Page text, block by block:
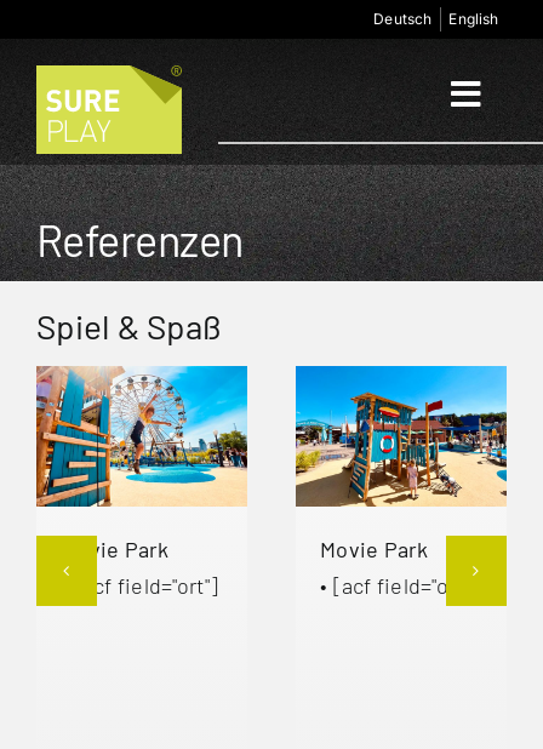
springen
Deutsch English
Start
Anwendungsbereiche
Unternehmen
Kontakt
Referenzen
Spiel & Spaß
Movie Park
• [acf field="ort"]
Movie Park
• [acf field="ort"]